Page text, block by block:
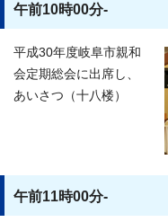
午前10時00分-
平成30年度岐阜市親和
会定期総会に出席し、
あいさつ（十八楼）
午前11時00分-